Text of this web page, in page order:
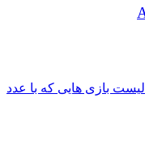
لیست بازی هایی که با عدد